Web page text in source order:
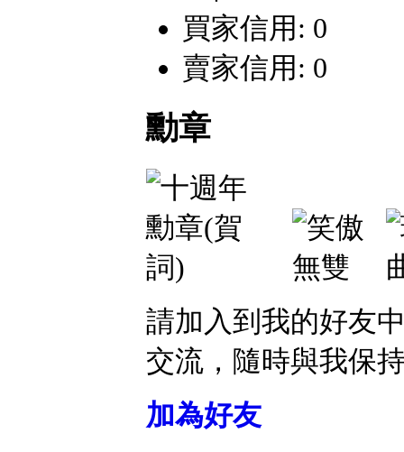
買家信用: 0
賣家信用: 0
勳章
請加入到我的好友
交流，隨時與我保
加為好友